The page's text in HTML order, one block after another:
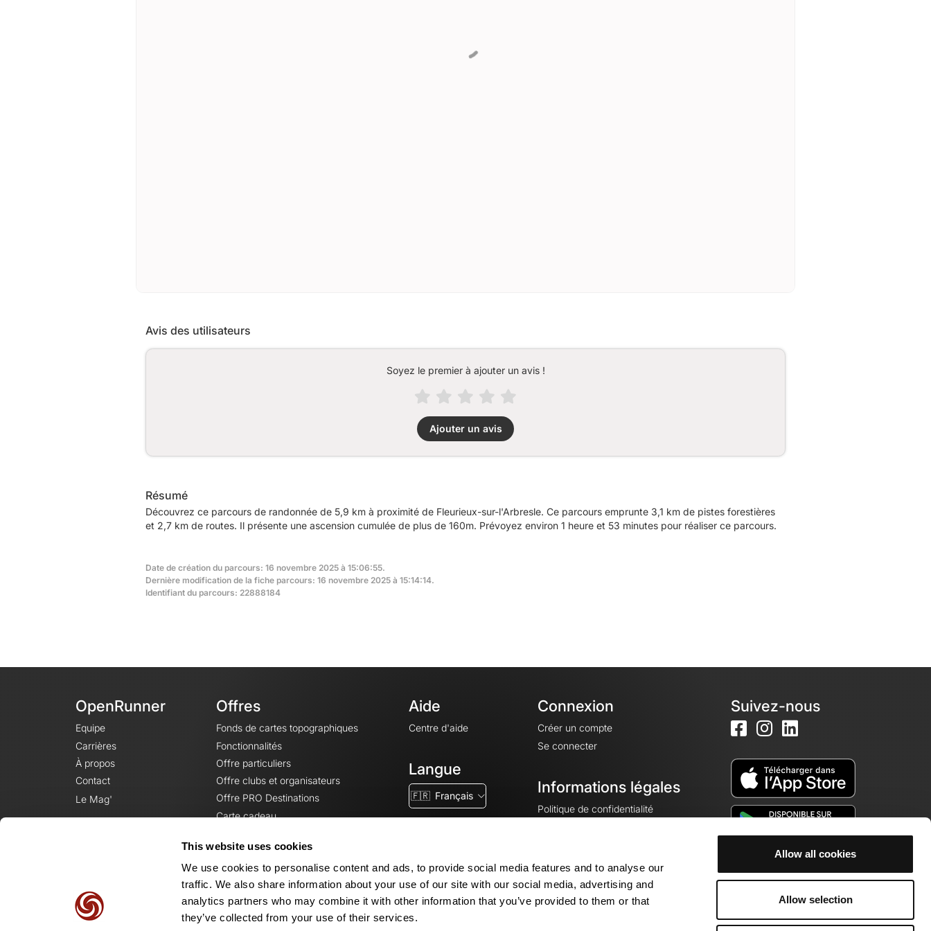
This website uses cookies
We use cookies to personalise content and ads, to provide social media features and to analyse our
traffic. We also share information about your use of our site with our social media, advertising and
analytics partners who may combine it with other information that you’ve provided to them or that
they’ve collected from your use of their services.
Allow all cookies
Allow selection
Avis des utilisateurs
Soyez le premier à ajouter un avis !
Ajouter un avis
Résumé
Découvrez ce parcours de randonnée de 5,9 km à proximité de Fleurieux-sur-l'Arbresle. Ce parcours emprunte 3,1 km de pistes forestières
et 2,7 km de routes. Il présente une ascension cumulée de plus de 160m. Prévoyez environ 1 heure et 53 minutes pour réaliser ce parcours.
Date de création du parcours: 16 novembre 2025 à 15:06:55.
Dernière modification de la fiche parcours: 16 novembre 2025 à 15:14:14.
Identifiant du parcours: 22888184
OpenRunner
Equipe
Carrières
À propos
Contact
Le Mag'
Offres
Fonds de cartes topographiques
Fonctionnalités
Offre particuliers
Offre clubs et organisateurs
Offre PRO Destinations
Carte cadeau
Aide
Centre d'aide
Langue
🇫🇷 Français
Connexion
Créer un compte
Se connecter
Informations légales
Politique de confidentialité
Mentions légales
Paramètres des cookies
Suivez-nous